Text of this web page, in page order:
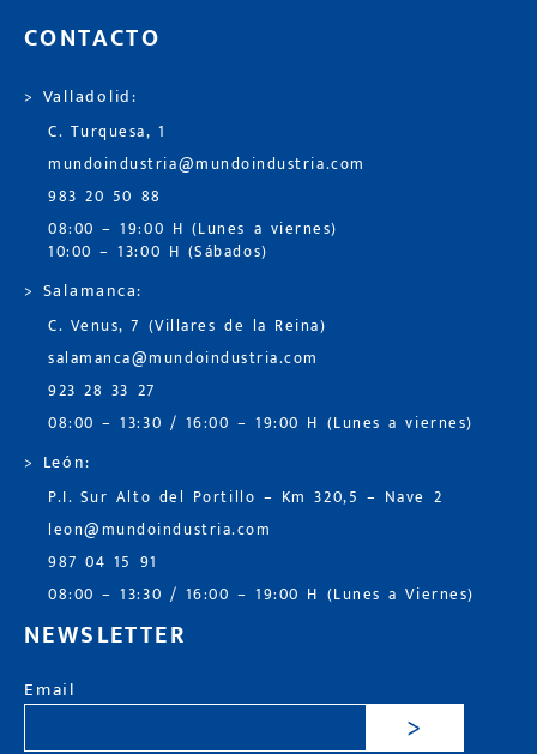
CONTACTO
> Valladolid:
C. Turquesa, 1
mundoindustria@mundoindustria.com
983 20 50 88
08:00 – 19:00 H (Lunes a viernes)
10:00 – 13:00 H (Sábados)
> Salamanca:
C. Venus, 7 (Villares de la Reina)
salamanca@mundoindustria.com
923 28 33 27
08:00 – 13:30 / 16:00 – 19:00 H (Lunes a viernes)
> León:
P.I. Sur Alto del Portillo – Km 320,5 – Nave 2
leon@mundoindustria.com
987 04 15 91
08:00 – 13:30 / 16:00 – 19:00 H (Lunes a Viernes)
NEWSLETTER
Email
>